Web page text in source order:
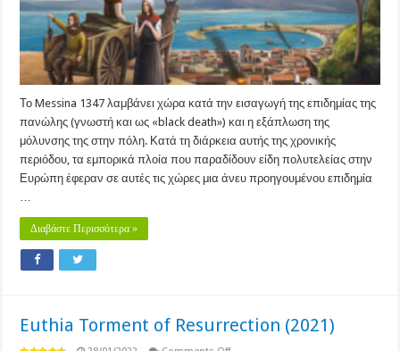
Το Messina 1347 λαμβάνει χώρα κατά την εισαγωγή της επιδημίας της
πανώλης (γνωστή και ως «black death») και η εξάπλωση της
μόλυνσης της στην πόλη. Κατά τη διάρκεια αυτής της χρονικής
περιόδου, τα εμπορικά πλοία που παραδίδουν είδη πολυτελείας στην
Ευρώπη έφεραν σε αυτές τις χώρες μια άνευ προηγουμένου επιδημία
…
Διαβάστε Περισσότερα »
Euthia Torment of Resurrection (2021)